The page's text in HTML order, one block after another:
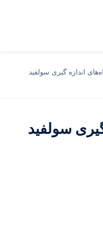
اندازه گیری سولفید
سولفید